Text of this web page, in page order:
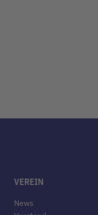
VEREIN
News